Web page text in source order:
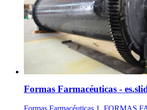
Formas Farmacéuticas -
Formas Farmacéuticas 1.